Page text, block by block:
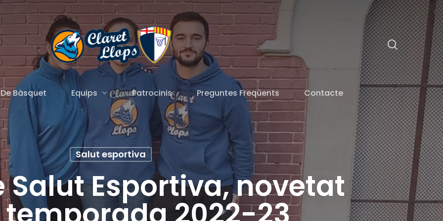
search
Bàsquet Equips Patrocinis Preguntes Freqüents Contacte
Salut esportiva
Salut Esportiva, novetat